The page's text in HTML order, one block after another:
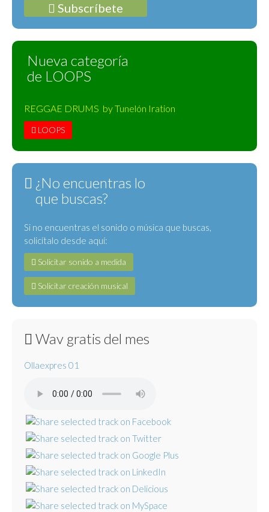
Subscríbete
Nueva categoría
de LOOPS
REGGAE DRUMS by Tunelón Iration
LOOPS
¿No encuentras lo
que buscas?
Si no encuentras el sonido o música que buscas,
solicítalo desde aquí:
Solicitar sonido a medida
Solicitar creación musical
Wav gratis del mes
Ollaexpres 01